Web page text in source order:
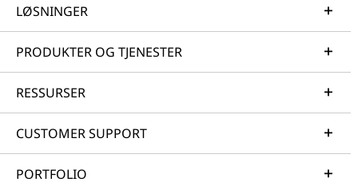
LØSNINGER
PRODUKTER OG TJENESTER
RESSURSER
CUSTOMER SUPPORT
PORTFOLIO